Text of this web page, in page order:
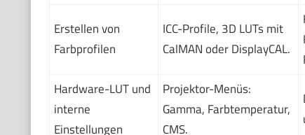
Erstellen von
Farbprofilen
ICC-Profile, 3D LUTs mit
CalMAN oder DisplayCAL.
Hardware-LUT und
interne
Einstellungen
Projektor-Menüs:
Gamma, Farbtemperatur,
CMS.